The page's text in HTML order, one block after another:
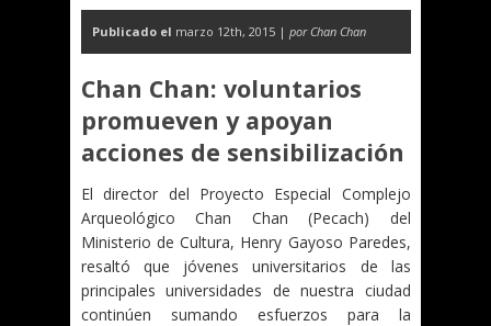
Publicado el marzo 12th, 2015 | por Chan Chan
Chan Chan: voluntarios
promueven y apoyan
acciones de sensibilización
El director del Proyecto Especial Complejo
Arqueológico Chan Chan (Pecach) del
Ministerio de Cultura, Henry Gayoso Paredes,
resaltó que jóvenes universitarios de las
principales universidades de nuestra ciudad
continúen sumando esfuerzos para la